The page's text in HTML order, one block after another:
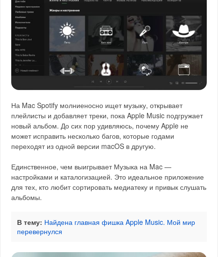
На Mac Spotify молниеносно ищет музыку, открывает
плейлисты и добавляет треки, пока Apple Music подгружает
новый альбом. До сих пор удивляюсь, почему Apple не
может исправить несколько багов, которые годами
переходят из одной версии macOS в другую.
Единственное, чем выигрывает Музыка на Mac —
настройками и каталогизацией. Это идеальное приложение
для тех, кто любит сортировать медиатеку и привык слушать
альбомы.
В тему: Найдена главная фишка Apple Music. Мой мир
перевернулся